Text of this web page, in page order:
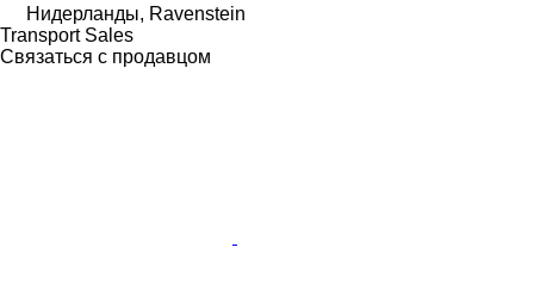
Нидерланды, Ravenstein
Transport Sales
Связаться с продавцом